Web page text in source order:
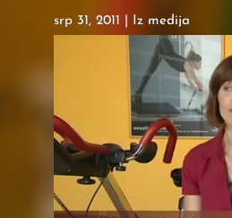
srp 31, 2011 Iz medija